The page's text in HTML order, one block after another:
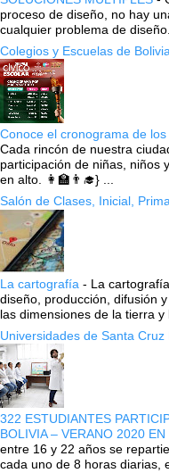
proceso de diseño, no hay
cualquier problema de
Colegios y Escuelas de Bolivia
Conoce el cronograma de
Cada rincón de nuestra
participación de niñas, niños
en alto. 👩‍🏫👨‍🎓} ...
Salón de Clases, Inicial,
La cartografía - La
diseño, producción, difusión
las dimensiones de la tierra y
Universidades de Santa Cruz
322 ESTUDIANTES
BOLIVIA – VERANO 2020 EN
entre 16 y 22 años se
cada uno de 8 horas diarias,